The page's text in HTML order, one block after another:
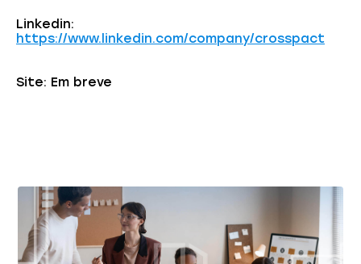
Linkedin:
https://www.linkedin.com/company/crosspact
Site: Em breve